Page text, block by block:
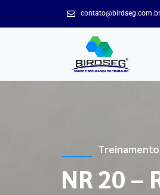
contato@birdseg.com.br
NR 20 –